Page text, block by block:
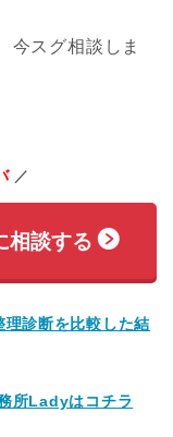
今スグ相談しま
相談する
診断を比較した結
所Ladyはコチラ